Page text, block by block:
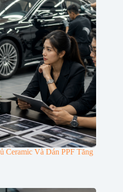
Ceramic Và Dán PPF Tăng